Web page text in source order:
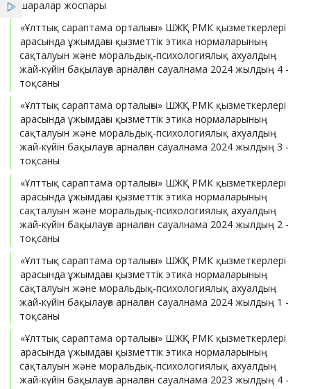
Қызметтер
Жеңілдіктер
Жаңалықтар
Мемлекеттік сатып алу
шаралар жоспары
«Ұлттық сараптама орталығы» ШЖҚ РМК қызметкерлері
арасында ұжымдағы қызметтік этика нормаларының
сақталуын және моральдық-психологиялық ахуалдың
жай-күйін бақылауға арналған сауалнама 2024 жылдың 4 -
тоқсаны
«Ұлттық сараптама орталығы» ШЖҚ РМК қызметкерлері
арасында ұжымдағы қызметтік этика нормаларының
сақталуын және моральдық-психологиялық ахуалдың
жай-күйін бақылауға арналған сауалнама 2024 жылдың 3 -
тоқсаны
«Ұлттық сараптама орталығы» ШЖҚ РМК қызметкерлері
арасында ұжымдағы қызметтік этика нормаларының
сақталуын және моральдық-психологиялық ахуалдың
жай-күйін бақылауға арналған сауалнама 2024 жылдың 2 -
тоқсаны
«Ұлттық сараптама орталығы» ШЖҚ РМК қызметкерлері
арасында ұжымдағы қызметтік этика нормаларының
сақталуын және моральдық-психологиялық ахуалдың
жай-күйін бақылауға арналған сауалнама 2024 жылдың 1 -
тоқсаны
«Ұлттық сараптама орталығы» ШЖҚ РМК қызметкерлері
арасында ұжымдағы қызметтік этика нормаларының
сақталуын және моральдық-психологиялық ахуалдың
жай-күйін бақылауға арналған сауалнама 2023 жылдың 4 -